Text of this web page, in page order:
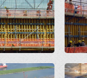
Open